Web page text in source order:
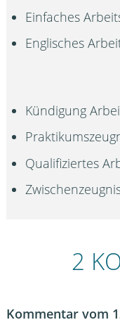
Einfaches
Englisches
Kündigung
Qualifiziertes
2
Kommentar vom